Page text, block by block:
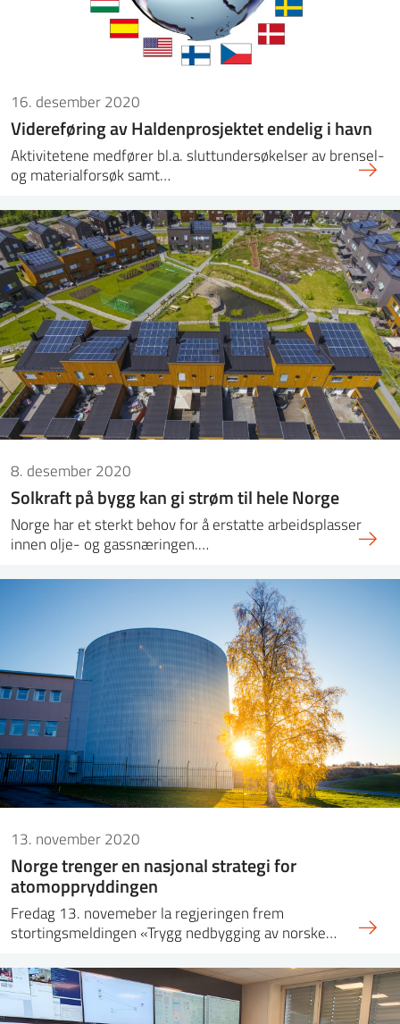
16. desember 2020
Videreføring av Haldenprosjektet endelig i havn
Aktivitetene medfører bl.a. sluttundersøkelser av brensel-
og materialforsøk samt…
8. desember 2020
Solkraft på bygg kan gi strøm til hele Norge
Norge har et sterkt behov for å erstatte arbeidsplasser
innen olje- og gassnæringen.…
13. november 2020
Norge trenger en nasjonal strategi for
atomoppryddingen
Fredag 13. novemeber la regjeringen frem
stortingsmeldingen «Trygg nedbygging av norske…